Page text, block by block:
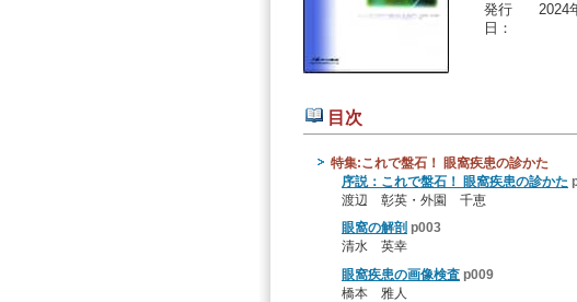
発行
日：
2024
目次
特集:これで盤石！ 眼窩疾患の診かた
序説：これで盤石！ 眼窩疾患の診かた
渡辺 彰英・外園 千恵
眼窩の解剖 p003
清水 英幸
眼窩疾患の画像検査 p009
橋本 雅人